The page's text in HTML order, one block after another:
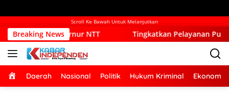
Scroll Ke Bawah Untuk Melanjutkan
Breaking News
NTT Tingkatkan Pelayanan Publik, Pemkab
Home
Daerah Nasional Politik Hukum Kriminal Ekonomi